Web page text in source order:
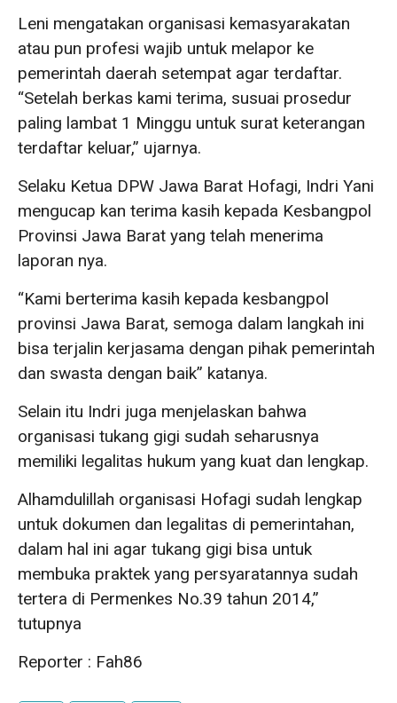
Leni mengatakan organisasi kemasyarakatan
atau pun profesi wajib untuk melapor ke
pemerintah daerah setempat agar terdaftar.
“Setelah berkas kami terima, susuai prosedur
paling lambat 1 Minggu untuk surat keterangan
terdaftar keluar,” ujarnya.
Selaku Ketua DPW Jawa Barat Hofagi, Indri Yani
mengucap kan terima kasih kepada Kesbangpol
Provinsi Jawa Barat yang telah menerima
laporan nya.
“Kami berterima kasih kepada kesbangpol
provinsi Jawa Barat, semoga dalam langkah ini
bisa terjalin kerjasama dengan pihak pemerintah
dan swasta dengan baik” katanya.
Selain itu Indri juga menjelaskan bahwa
organisasi tukang gigi sudah seharusnya
memiliki legalitas hukum yang kuat dan lengkap.
Alhamdulillah organisasi Hofagi sudah lengkap
untuk dokumen dan legalitas di pemerintahan,
dalam hal ini agar tukang gigi bisa untuk
membuka praktek yang persyaratannya sudah
tertera di Permenkes No.39 tahun 2014,”
tutupnya
Reporter : Fah86